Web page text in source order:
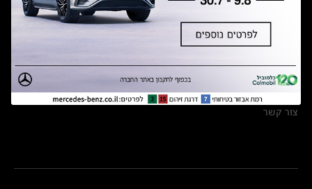
מצאו אותנו
אולמות תצוגה
מרכזי שירות
צור קשר